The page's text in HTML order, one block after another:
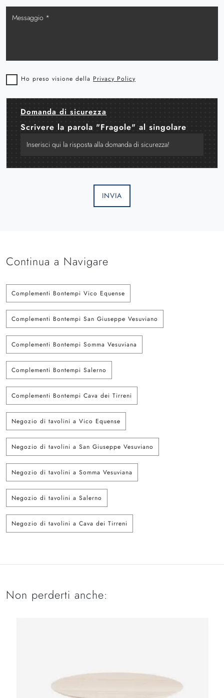
Ho preso visione della Privacy Policy
Domanda di sicurezza
Scrivere la parola "Fragole" al singolare
INVIA
Continua a Navigare
Complementi Bontempi Vico Equense
Complementi Bontempi San Giuseppe Vesuviano
Complementi Bontempi Somma Vesuviana
Complementi Bontempi Salerno
Complementi Bontempi Cava dei Tirreni
Negozio di tavolini a Vico Equense
Negozio di tavolini a San Giuseppe Vesuviano
Negozio di tavolini a Somma Vesuviana
Negozio di tavolini a Salerno
Negozio di tavolini a Cava dei Tirreni
Non perderti anche: